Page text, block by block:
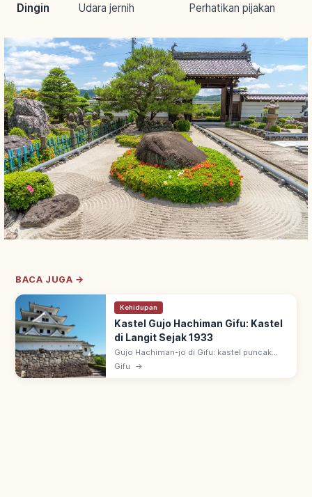
Dingin Udara jernih Perhatikan pijakan
BACA JUGA →
Kehidupan
Kastel Gujo Hachiman Gifu: Kastel
di Langit Sejak 1933
Gujo Hachiman-jo di Gifu: kastel puncak
Hachimanyama, dijuluki 'kastel di langit'.
Gifu →